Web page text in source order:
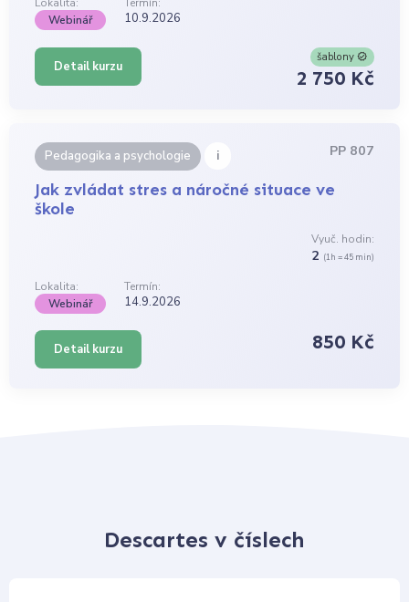
Lokalita:
Termín:
Webinář
10.9.2026
Detail kurzu
šablony
2 750 Kč
Pedagogika a psychologie i PP 807
Jak zvládat stres a náročné situace ve
škole
Vyuč. hodin:
2 (1h = 45 min)
Lokalita:
Termín:
Webinář
14.9.2026
Detail kurzu 850 Kč
Descartes v číslech